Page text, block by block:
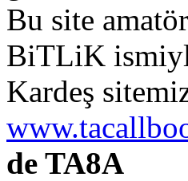
Bu site
BiTLiK
Kardeş
de TA8A